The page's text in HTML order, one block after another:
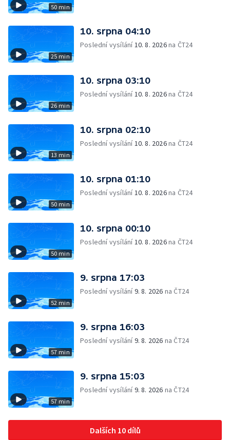
50 min
25 min
10. srpna 04:10
Poslední vysílání10. 8. 2026na ČT24
26 min
10. srpna 03:10
Poslední vysílání10. 8. 2026na ČT24
13 min
10. srpna 02:10
Poslední vysílání10. 8. 2026na ČT24
50 min
10. srpna 01:10
Poslední vysílání10. 8. 2026na ČT24
50 min
10. srpna 00:10
Poslední vysílání10. 8. 2026na ČT24
52 min
9. srpna 17:03
Poslední vysílání9. 8. 2026 na ČT24
57 min
9. srpna 16:03
Poslední vysílání9. 8. 2026 na ČT24
57 min
9. srpna 15:03
Poslední vysílání9. 8. 2026 na ČT24
Dalších 10 dílů